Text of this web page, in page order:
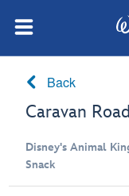
Back
Caravan Road
Disney's Animal
Snack